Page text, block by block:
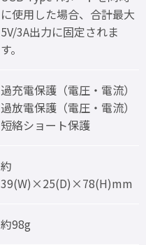
に使用した場合、合計最大
5V/3A出力に固定されま
す。
過充電保護（電圧・電流）
過放電保護（電圧・電流）
短絡ショート保護
約
39(W)×25(D)×78(H)mm
約98g